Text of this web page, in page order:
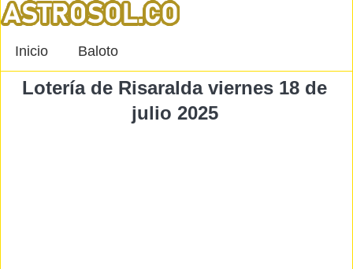
Inicio Baloto
Lotería de Risaralda viernes 18 de
julio 2025